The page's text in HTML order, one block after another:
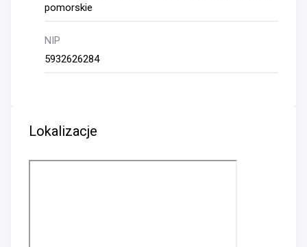
pomorskie
NIP
5932626284
Lokalizacje